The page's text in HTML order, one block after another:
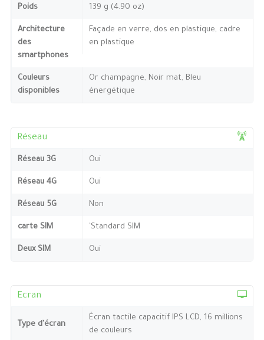
Poids 139 g (4.90 oz)
Architecture
des
smartphones
Façade en verre, dos en plastique, cadre
en plastique
Couleurs
disponibles
Or champagne, Noir mat, Bleu
énergétique
Réseau
Réseau 3G Oui
Réseau 4G Oui
Réseau 5G Non
carte SIM `Standard SIM
Deux SIM Oui
Ecran
Type d'écran
Écran tactile capacitif IPS LCD, 16 millions
de couleurs